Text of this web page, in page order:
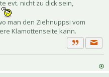
evt. nicht zu dick sein,
man den Ziehnuppsi vom
Klamottenseite kann.
Zitat